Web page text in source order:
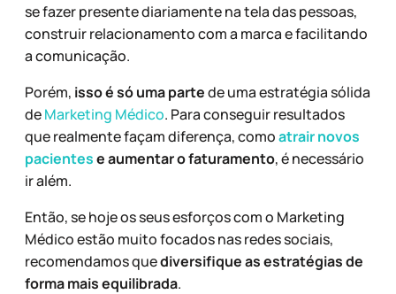
se fazer presente diariamente na tela das pessoas,
construir relacionamento com a marca e facilitando
a comunicação.
Porém, isso é só uma partede uma estratégia sólida
deMarketing Médico. Para conseguir resultados
que realmente façam diferença, comoatrair novos
pacientese aumentar o faturamento, é necessário
ir além.
Então, se hoje os seus esforços com o Marketing
Médico estão muito focados nas redes sociais,
recomendamos quediversifique as estratégias de
forma mais equilibrada.